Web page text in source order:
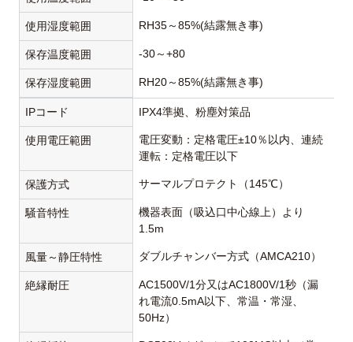
使用湿度範囲 RH35～85%(結露無き事)
保存温度範囲 -30～+80
保存湿度範囲 RH20～85%(結露無き事)
IPコード IPX4準拠、粉塵対策品
使用電圧範囲
電圧変動：定格電圧±10％以内、連続
運転：定格電圧以下
保護方式 サーマルプロテクト（145℃）
騒音特性
機器表面（吸込口中心線上）より
1.5m
風量～静圧特性 ダブルチャンバー方式（AMCA210）
絶縁耐圧
AC1500V/1分又はAC1800V/1秒（漏
れ電流0.5mA以下、常温・常湿、
50Hz）